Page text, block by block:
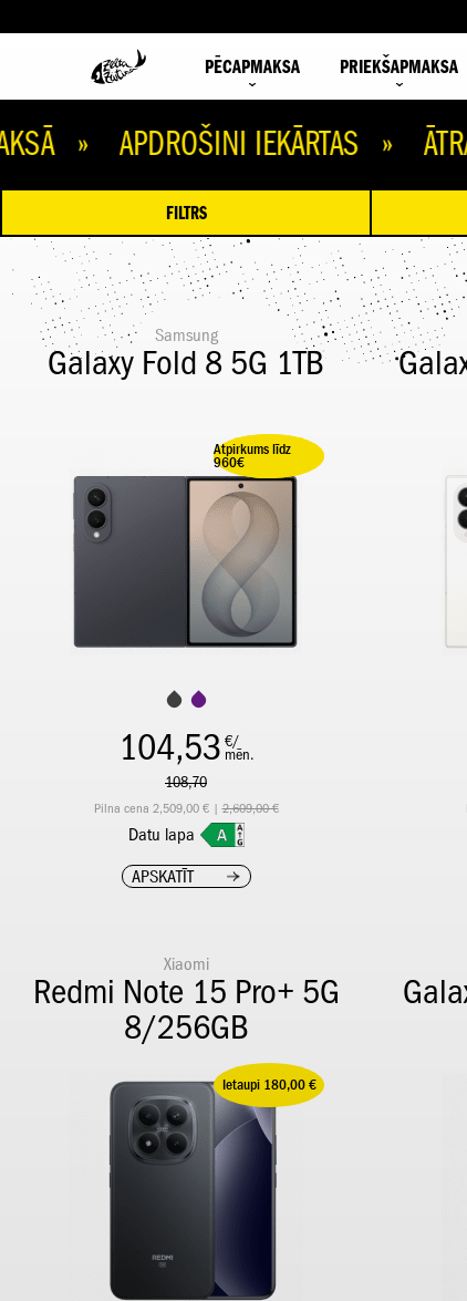
PĒCAPMAKSA PRIEKŠAPMAKSA
APDROŠINI IEKĀRTAS » ĀTRA
FILTRS
Samsung
Galaxy Fold 8 5G 1TB
Ietaupi 100,00 €
Atpirkums līdz
960€
104,53 €/
mēn.
108,70
Pilna cena 2,509,00 € |2,609,00 €
Datu lapa
APSKATĪT
Xiaomi
Redmi Note 15 Pro+ 5G
8/256GB
Ietaupi 180,00 €